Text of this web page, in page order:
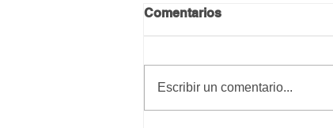
Comentarios
Escribir un comentario...